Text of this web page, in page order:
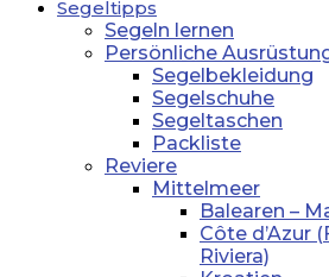
Segeltipps
Segeln lernen
Persönliche
Segelbekleidung
Segelschuhe
Segeltaschen
Packliste
Reviere
Mittelmeer
Balearen –
Côte d’Azur
Riviera)